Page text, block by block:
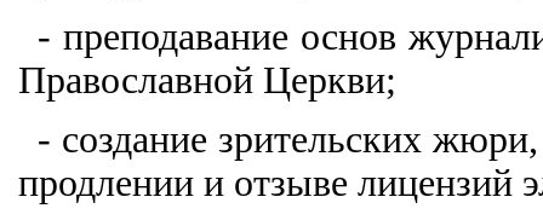
- преподавание основ
Православной Церкви;
- создание зрительских
продлении и отзыве